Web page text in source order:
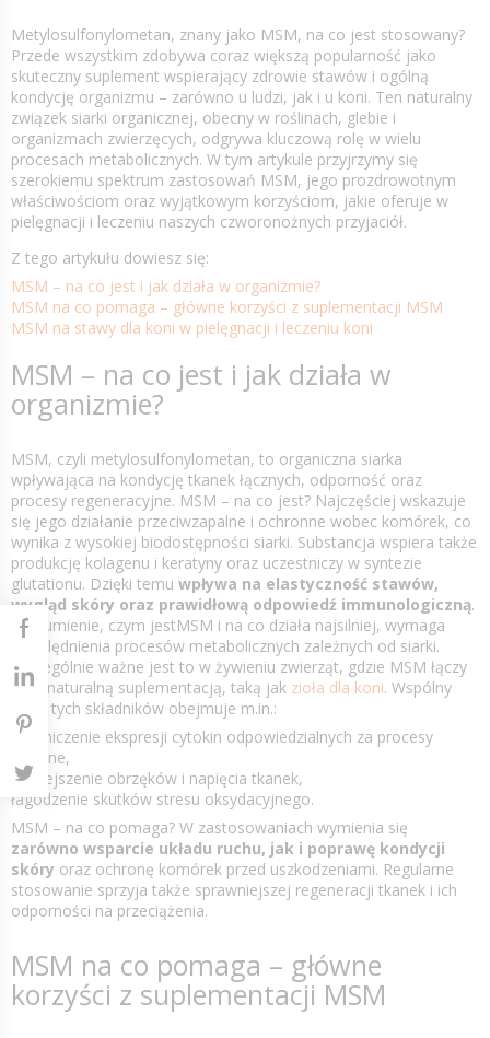
Metylosulfonylometan, znany jako MSM, na co jest stosowany?
Przede wszystkim zdobywa coraz większą popularność jako
skuteczny suplement wspierający zdrowie stawów i ogólną
kondycję organizmu – zarówno u ludzi, jak i u koni. Ten naturalny
związek siarki organicznej, obecny w roślinach, glebie i
organizmach zwierzęcych, odgrywa kluczową rolę w wielu
procesach metabolicznych. W tym artykule przyjrzymy się
szerokiemu spektrum zastosowań MSM, jego prozdrowotnym
właściwościom oraz wyjątkowym korzyściom, jakie oferuje w
pielęgnacji i leczeniu naszych czworonożnych przyjaciół.
Z tego artykułu dowiesz się:
MSM – na co jest i jak działa w organizmie?
MSM na co pomaga – główne korzyści z suplementacji MSM
MSM na stawy dla koni w pielęgnacji i leczeniu koni
MSM – na co jest i jak działa w
organizmie?
MSM, czyli metylosulfonylometan, to organiczna siarka
wpływająca na kondycję tkanek łącznych, odporność oraz
procesy regeneracyjne. MSM – na co jest? Najczęściej wskazuje
się jego działanie przeciwzapalne i ochronne wobec komórek, co
wynika z wysokiej biodostępności siarki. Substancja wspiera także
produkcję kolagenu i keratyny oraz uczestniczy w syntezie
glutationu. Dzięki temu wpływa na elastyczność stawów,
wygląd skóry oraz prawidłową odpowiedź immunologiczną.
Zrozumienie, czym jestMSM i na co działa najsilniej, wymaga
uwzględnienia procesów metabolicznych zależnych od siarki.
Szczególnie ważne jest to w żywieniu zwierząt, gdzie MSM łączy
się z naturalną suplementacją, taką jak zioła dla koni. Wspólny
efekt tych składników obejmuje m.in.:
ograniczenie ekspresji cytokin odpowiedzialnych za procesy
zapalne,
zmniejszenie obrzęków i napięcia tkanek,
łagodzenie skutków stresu oksydacyjnego.
MSM – na co pomaga? W zastosowaniach wymienia się
zarówno wsparcie układu ruchu, jak i poprawę kondycji
skóry oraz ochronę komórek przed uszkodzeniami. Regularne
stosowanie sprzyja także sprawniejszej regeneracji tkanek i ich
odporności na przeciążenia.
MSM na co pomaga – główne
korzyści z suplementacji MSM